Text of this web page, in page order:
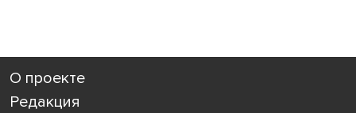
О проекте
Редакция